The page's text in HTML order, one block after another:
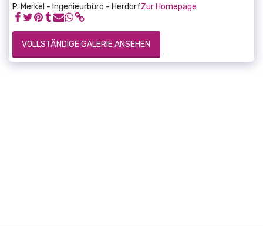
P. Merkel - Ingenieurbüro - HerdorfZur Homepage
VOLLSTÄNDIGE GALERIE ANSEHEN